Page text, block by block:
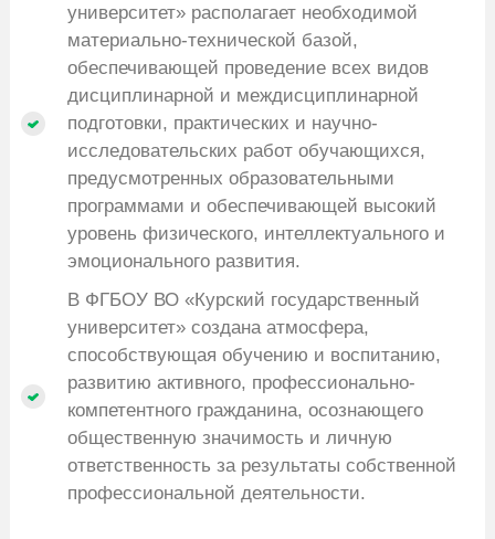
университет» располагает необходимой
материально-технической базой,
обеспечивающей проведение всех видов
дисциплинарной и междисциплинарной
подготовки, практических и научно-
исследовательских работ обучающихся,
предусмотренных образовательными
программами и обеспечивающей высокий
уровень физического, интеллектуального и
эмоционального развития.
В ФГБОУ ВО «Курский государственный
университет» создана атмосфера,
способствующая обучению и воспитанию,
развитию активного, профессионально-
компетентного гражданина, осознающего
общественную значимость и личную
ответственность за результаты собственной
профессиональной деятельности.